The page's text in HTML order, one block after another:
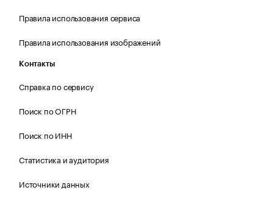
Правила использования сервиса
Правила использования изображений
Контакты
Справка по сервису
Поиск по ОГРН
Поиск по ИНН
Статистика и аудитория
Источники данных